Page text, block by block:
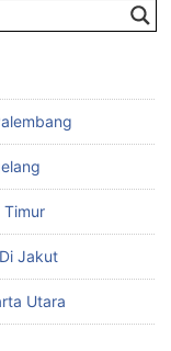
Timur
Jakut
Utara